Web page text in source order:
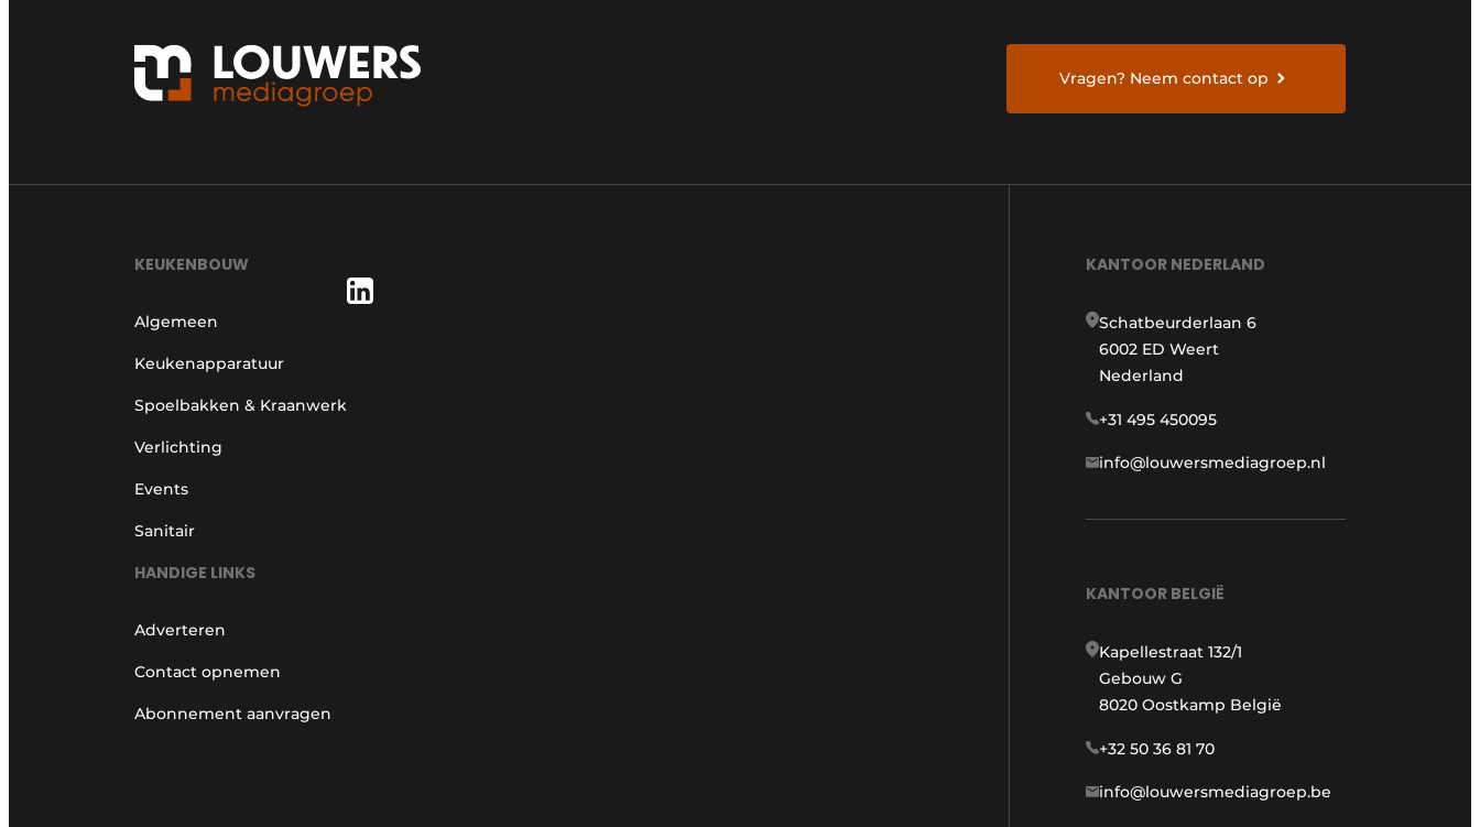
Vragen? Neem contact op
KEUKENBOUW
Algemeen
Keukenapparatuur
Spoelbakken & Kraanwerk
Verlichting
Events
Sanitair
HANDIGE LINKS
Adverteren
Contact opnemen
Abonnement aanvragen
KANTOOR NEDERLAND
Schatbeurderlaan 6
6002 ED Weert
Nederland
+31 495 450095
info@louwersmediagroep.nl
KANTOOR BELGIË
Kapellestraat 132/1
Gebouw G
8020 Oostkamp België
+32 50 36 81 70
info@louwersmediagroep.be